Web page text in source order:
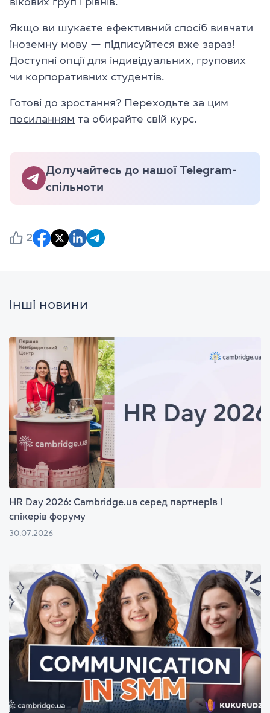
Якщо ви шукаєте ефективний спосіб вивчати
іноземну мову — підписуйтеся вже зараз!
Доступні опції для індивідуальних, групових
чи корпоративних студентів.
Готові до зростання? Переходьте за цим
посиланням та обирайте свій курс.
Долучайтесь до нашої Telegram-
спільноти
2
Інші новини
HR Day 2026: Cambridge.ua серед партнерів і
спікерів форуму
30.07.2026